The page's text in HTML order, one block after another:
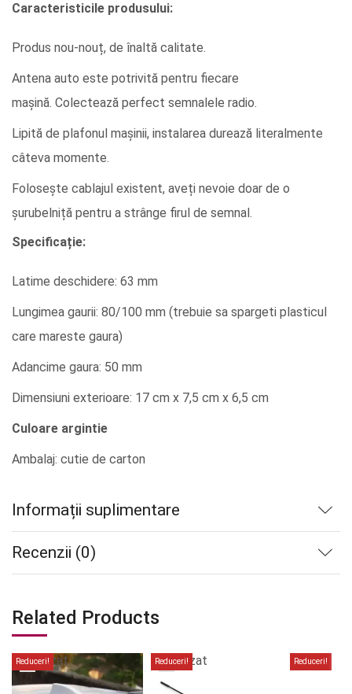
Caracteristicile produsului:
Produs nou-nouț, de înaltă calitate.
Antena auto este potrivită pentru fiecare
mașină. Colectează perfect semnalele radio.
Lipită de plafonul mașinii, instalarea durează literalmente
câteva momente.
Folosește cablajul existent, aveți nevoie doar de o
șurubelniță pentru a strânge firul de semnal.
Specificație:
Latime deschidere: 63 mm
Lungimea gaurii: 80/100 mm (trebuie sa spargeti plasticul
care mareste gaura)
Adancime gaura: 50 mm
Dimensiuni exterioare: 17 cm x 7,5 cm x 6,5 cm
Culoare argintie
Ambalaj: cutie de carton
Informații suplimentare
Recenzii (0)
Related Products
Reduceri!
epuizat
Reduceri!
epuizat
Reduceri!